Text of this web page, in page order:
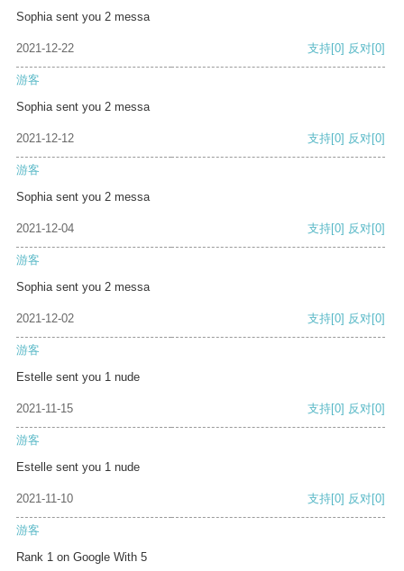
Sophia sent you 2 messa
2021-12-22 支持[0] 反对[0]
游客
Sophia sent you 2 messa
2021-12-12 支持[0] 反对[0]
游客
Sophia sent you 2 messa
2021-12-04 支持[0] 反对[0]
游客
Sophia sent you 2 messa
2021-12-02 支持[0] 反对[0]
游客
Estelle sent you 1 nude
2021-11-15 支持[0] 反对[0]
游客
Estelle sent you 1 nude
2021-11-10 支持[0] 反对[0]
游客
Rank 1 on Google With 5